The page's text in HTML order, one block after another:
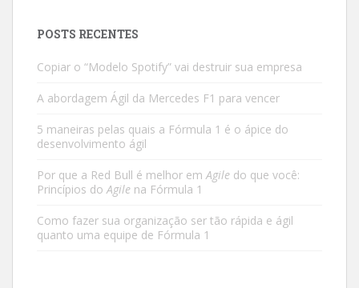
POSTS RECENTES
Copiar o “Modelo Spotify” vai destruir sua empresa
A abordagem Ágil da Mercedes F1 para vencer
5 maneiras pelas quais a Fórmula 1 é o ápice do
desenvolvimento ágil
Por que a Red Bull é melhor emAgile do que você:
Princípios doAgile na Fórmula 1
Como fazer sua organização ser tão rápida e ágil
quanto uma equipe de Fórmula 1